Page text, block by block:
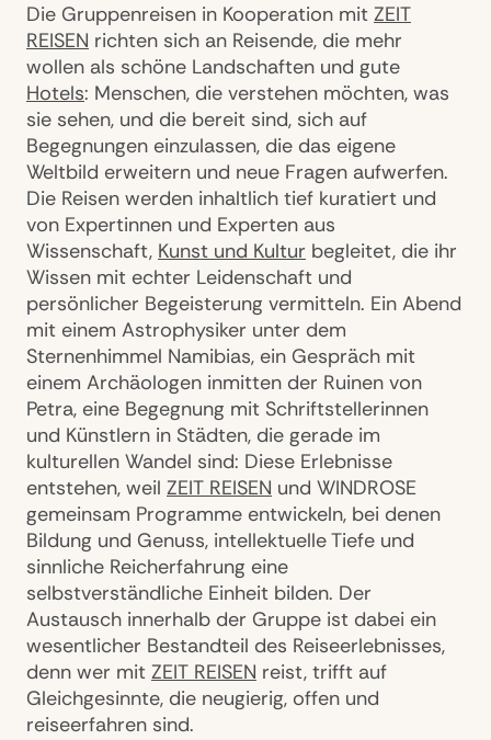
Die Gruppenreisen in Kooperation mit ZEIT
REISEN richten sich an Reisende, die mehr
wollen als schöne Landschaften und gute
Hotels: Menschen, die verstehen möchten, was
sie sehen, und die bereit sind, sich auf
Begegnungen einzulassen, die das eigene
Weltbild erweitern und neue Fragen aufwerfen.
Die Reisen werden inhaltlich tief kuratiert und
von Expertinnen und Experten aus
Wissenschaft, Kunst und Kultur begleitet, die ihr
Wissen mit echter Leidenschaft und
persönlicher Begeisterung vermitteln. Ein Abend
mit einem Astrophysiker unter dem
Sternenhimmel Namibias, ein Gespräch mit
einem Archäologen inmitten der Ruinen von
Petra, eine Begegnung mit Schriftstellerinnen
und Künstlern in Städten, die gerade im
kulturellen Wandel sind: Diese Erlebnisse
entstehen, weil ZEIT REISEN und WINDROSE
gemeinsam Programme entwickeln, bei denen
Bildung und Genuss, intellektuelle Tiefe und
sinnliche Reicherfahrung eine
selbstverständliche Einheit bilden. Der
Austausch innerhalb der Gruppe ist dabei ein
wesentlicher Bestandteil des Reiseerlebnisses,
denn wer mit ZEIT REISEN reist, trifft auf
Gleichgesinnte, die neugierig, offen und
reiseerfahren sind.